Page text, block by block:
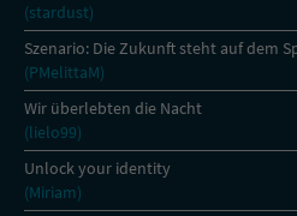
(stardust)
Szenario: Die Zukunft steht auf dem
(PMelittaM)
Wir überlebten die Nacht
(lielo99)
Unlock your identity
(Miriam)
Zweck
Benutzer. Es wird
Sicherheitscode
überprüfen.